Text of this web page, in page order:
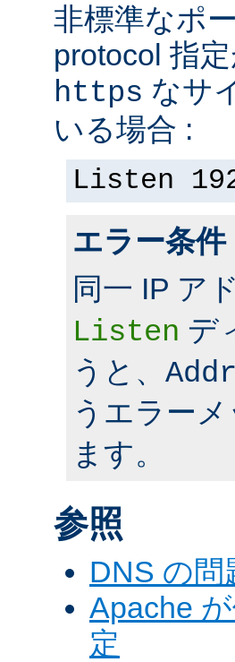
非標準なポ
protocol 指
https なサ
いる場合 :
Listen
エラー条件
同一 IP ア
Listen デ
うと、
うエラー
ます。
参照
DNS の問
Apache
定